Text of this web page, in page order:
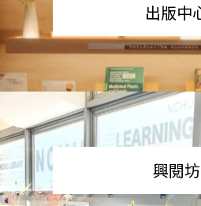
出版中
興閱坊